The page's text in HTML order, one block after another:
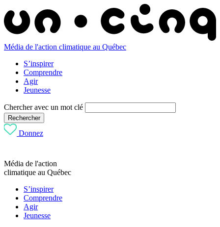
Média de l'action climatique au Québec
S’inspirer
Comprendre
Agir
Jeunesse
Chercher avec un mot clé
Rechercher
Donnez
Média de l'action
climatique au Québec
S’inspirer
Comprendre
Agir
Jeunesse